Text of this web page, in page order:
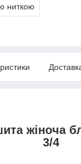
ниткою
жіноча
3/4